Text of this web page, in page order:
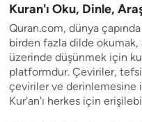
Kuran'ı Oku, Dinle,
Quran.com, dünya
birden fazla dilde
üzerinde düşünmek için
platformdur. Çeviriler,
çeviriler ve derinlemesine
Kur'an'ı herkes için